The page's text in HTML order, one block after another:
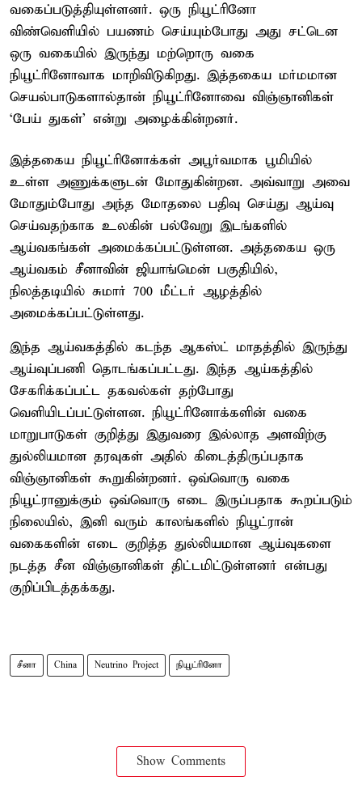
வகைப்படுத்தியுள்ளனர். ஒரு நியூட்ரினோ
விண்வெளியில் பயணம் செய்யும்போது அது சட்டென
ஒரு வகையில் இருந்து மற்றொரு வகை
நியூட்ரினோவாக மாறிவிடுகிறது. இத்தகைய மர்மமான
செயல்பாடுகளால்தான் நியூட்ரினோவை விஞ்ஞானிகள்
‘பேய் துகள்’ என்று அழைக்கின்றனர்.
இத்தகைய நியூட்ரினோக்கள் அபூர்வமாக பூமியில்
உள்ள அணுக்களுடன் மோதுகின்றன. அவ்வாறு அவை
மோதும்போது அந்த மோதலை பதிவு செய்து ஆய்வு
செய்வதற்காக உலகின் பல்வேறு இடங்களில்
ஆய்வகங்கள் அமைக்கப்பட்டுள்ளன. அத்தகைய ஒரு
ஆய்வகம் சீனாவின் ஜியாங்மென் பகுதியில்,
நிலத்தடியில் சுமார் 700 மீட்டர் ஆழத்தில்
அமைக்கப்பட்டுள்ளது.
இந்த ஆய்வகத்தில் கடந்த ஆகஸ்ட் மாதத்தில் இருந்து
ஆய்வுப்பணி தொடங்கப்பட்டது. இந்த ஆய்கத்தில்
சேகரிக்கப்பட்ட தகவல்கள் தற்போது
வெளியிடப்பட்டுள்ளன. நியூட்ரினோக்களின் வகை
மாறுபாடுகள் குறித்து இதுவரை இல்லாத அளவிற்கு
துல்லியமான தரவுகள் அதில் கிடைத்திருப்பதாக
விஞ்ஞானிகள் கூறுகின்றனர். ஒவ்வொரு வகை
நியூட்ரானுக்கும் ஒவ்வொரு எடை இருப்பதாக கூறப்படும்
நிலையில், இனி வரும் காலங்களில் நியூட்ரான்
வகைகளின் எடை குறித்த துல்லியமான ஆய்வுகளை
நடத்த சீன விஞ்ஞானிகள் திட்டமிட்டுள்ளனர் என்பது
குறிப்பிடத்தக்கது.
சீனா China Neutrino Project நியூட்ரினோ
Show Comments